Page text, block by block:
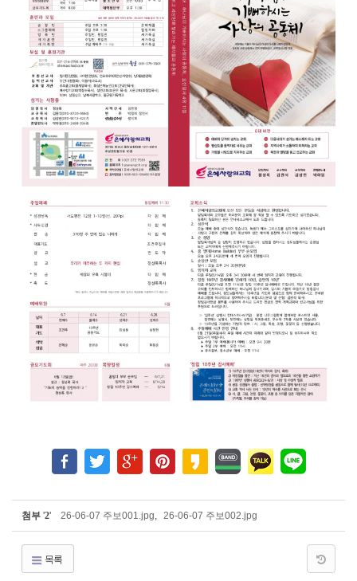
첨부 '2' 26-06-07 주보001.jpg, 26-06-07 주보002.jpg
목록